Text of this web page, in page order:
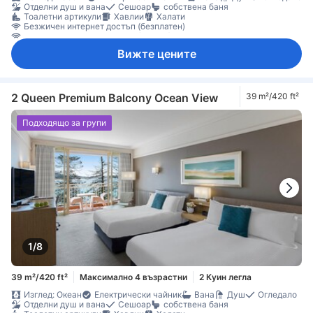
Отделни душ и вана
Сешоар
собствена баня
Тоалетни артикули
Хавлии
Халати
Безжичен интернет достъп (безплатен)
Безжичен интернет достъп (платен)
ЛАН Интернет достъп (безплатен)
ЛАН Интернет достъп (платен)
Консиерж
Пантофи
Плътни завеси Спално бельо
Събуждане
Машина за кафе/чай
Минибар
Хладилник
Ежедневно почистване
Възможност за свръзка на стаите
Диван
Килими
Кофи за боклук
Прозорец
Гардеробна
Стойка за дрехи
Съоръжения за гладене
Бебешко креватче (при запитване)
Детектор за дим
Достъпно чрез асансьор
Непушачи
Сейф в стаята
Функция за защита/сигурност
Вижте цените
2 Queen Premium Balcony Ocean View 39 m²/420 ft²
1/8
Подходящо за групи
39 m²/420 ft² Максимално 4 възрастни
2 Куин легла
Изглед: Океан
Електрически чайник Вана Душ
Огледало
Отделни душ и вана
Сешоар
собствена баня